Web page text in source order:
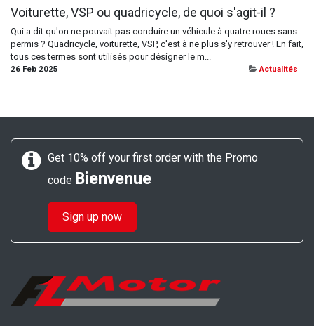
Voiturette, VSP ou quadricycle, de quoi s'agit-il ?
Qui a dit qu'on ne pouvait pas conduire un véhicule à quatre roues sans
permis ? Quadricycle, voiturette, VSP, c'est à ne plus s'y retrouver ! En fait,
tous ces termes sont utilisés pour désigner le m...
26 Feb 2025 Actualités
Get 10% off your first order with the Promo
code Bienvenue
Sign up now